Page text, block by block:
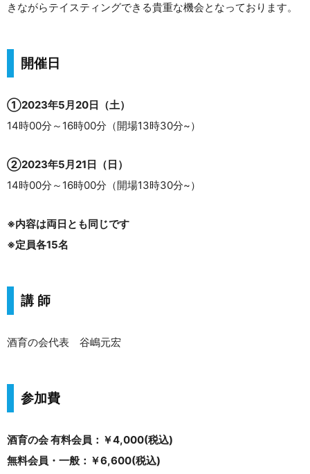
きながらテイスティングできる貴重な機会となっております。
開催日
①2023年5月20日（土）
14時00分～16時00分（開場13時30分~）
②2023年5月21日（日）
14時00分～16時00分（開場13時30分~）
※内容は両日とも同じです
※定員各15名
講 師
酒育の会代表 谷嶋元宏
参加費
酒育の会 有料会員：￥4,000(税込)
無料会員・一般：￥6,600(税込)